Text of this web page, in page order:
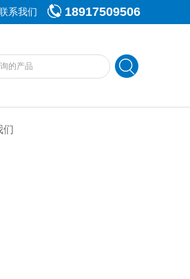
18917509506
系我们
们